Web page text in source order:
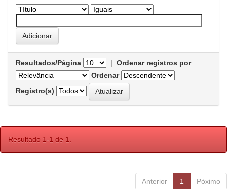
Resultados/Página | Ordenar registros por
Ordenar
Registro(s)
Resultado 1-1 de 1.
Anterior 1 Póximo